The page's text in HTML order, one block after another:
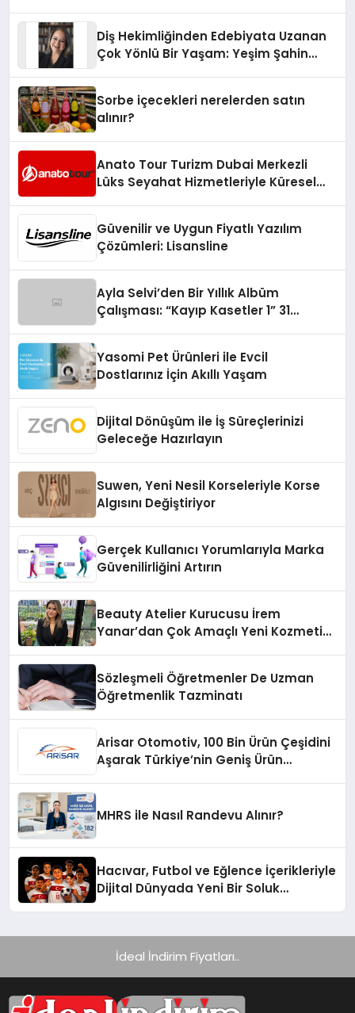
Diş Hekimliğinden Edebiyata Uzanan
Çok Yönlü Bir Yaşam: Yeşim Şahin
Sorbe içecekleri nerelerden satın
alınır?
Anato Tour Turizm Dubai Merkezli
Lüks Seyahat Hizmetleriyle Küresel
Güvenilir ve Uygun Fiyatlı Yazılım
Çözümleri: Lisansline
Ayla Selvi’den Bir Yıllık Albüm
Çalışması: “Kayıp Kasetler 1” 31
Yasomi Pet Ürünleri ile Evcil
Dostlarınız İçin Akıllı Yaşam
Dijital Dönüşüm ile İş Süreçlerinizi
Geleceğe Hazırlayın
Suwen, Yeni Nesil Korseleriyle Korse
Algısını Değiştiriyor
Gerçek Kullanıcı Yorumlarıyla Marka
Güvenilirliğini Artırın
Beauty Atelier Kurucusu İrem
Yanar’dan Çok Amaçlı Yeni Kozmetik
Sözleşmeli Öğretmenler De Uzman
Öğretmenlik Tazminatı
Arisar Otomotiv, 100 Bin Ürün Çeşidini
Aşarak Türkiye’nin Geniş Ürün
MHRS ile Nasıl Randevu Alınır?
Hacıvar, Futbol ve Eğlence İçerikleriyle
Dijital Dünyada Yeni Bir Soluk
İdeal İndirim Fiyatları..